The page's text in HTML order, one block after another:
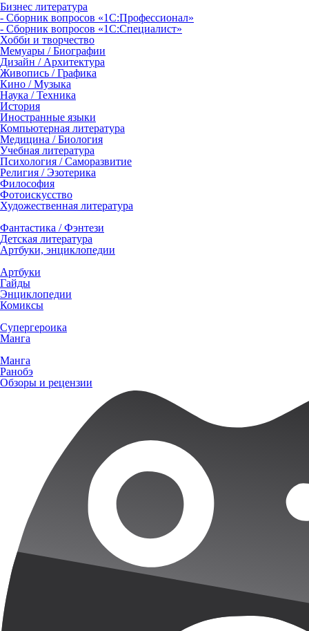
Бизнес литература
- Сборник вопросов «1С:Профессионал»
- Сборник вопросов «1С:Специалист»
Хобби и творчество
Мемуары / Биографии
Дизайн / Архитектура
Живопись / Графика
Кино / Музыка
Наука / Техника
История
Иностранные языки
Компьютерная литература
Медицина / Биология
Учебная литература
Психология / Саморазвитие
Религия / Эзотерика
Философия
Фотоискусство
Художественная литература
Фантастика / Фэнтези
Детская литература
Артбуки, энциклопедии
Артбуки
Гайды
Энциклопедии
Комиксы
Супергероика
Манга
Манга
Ранобэ
Обзоры и рецензии